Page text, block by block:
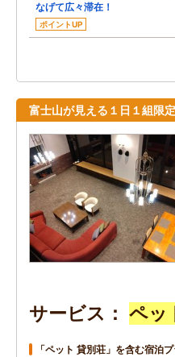
なげて広々滞在！
ポイントUP
富士山が見える１日１組限定
サービス ペッ
「ペット 貸別荘」を含む宿泊